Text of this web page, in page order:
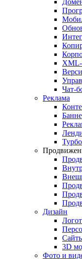
Чат-
Реклама
Дизайн
3D
Фото и